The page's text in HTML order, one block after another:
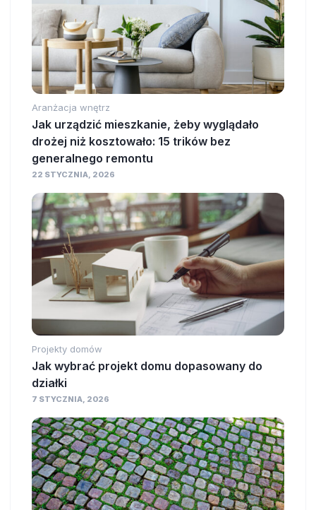
Aranżacja wnętrz
Jak urządzić mieszkanie, żeby wyglądało
drożej niż kosztowało: 15 trików bez
generalnego remontu
22 STYCZNIA, 2026
Projekty domów
Jak wybrać projekt domu dopasowany do
działki
7 STYCZNIA, 2026